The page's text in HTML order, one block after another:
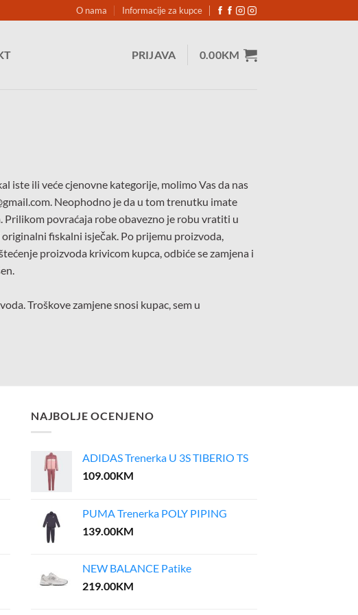
O nama Informacije za kupce
PRIJAVA 0.00KM
iste ili veće cjenovne kategorije, molimo Vas da nas
Neophodno je da u tom trenutku imate
povraćaja robe obavezno je robu vratiti u
fiskalni isječak. Po prijemu proizvoda,
proizvoda krivicom kupca, odbiće se zamjena i
Troškove zamjene snosi kupac, sem u
NAJBOLJE OCENJENO
ADIDAS Trenerka U 3S TIBERIO TS
109.00KM
PUMA Trenerka POLY PIPING
139.00KM
NEW BALANCE Patike
219.00KM